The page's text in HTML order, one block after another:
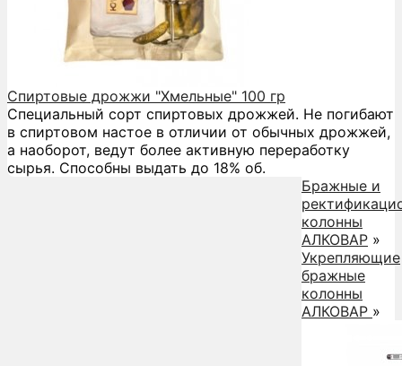
Спиртовые дрожжи "Хмельные" 100 гр
Специальный сорт спиртовых дрожжей. Не погибают
в спиртовом настое в отличии от обычных дрожжей,
а наоборот, ведут более активную переработку
сырья. Способны выдать до 18% об.
Бражные и
колонны
АЛКОВАР »
Укрепляющие
бражные
колонны
АЛКОВАР »